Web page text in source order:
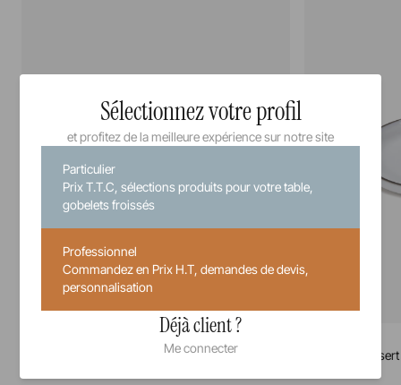
Assiette à dessert
Sélectionnez votre profil
et profitez de la meilleure expérience sur notre site
Particulier
Prix T.T.C, sélections produits pour votre table,
gobelets froissés
Professionnel
Commandez en Prix H.T, demandes de devis,
personnalisation
Déjà client ?
Me connecter